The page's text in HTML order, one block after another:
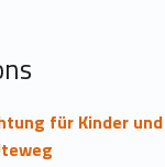
für Kinder und